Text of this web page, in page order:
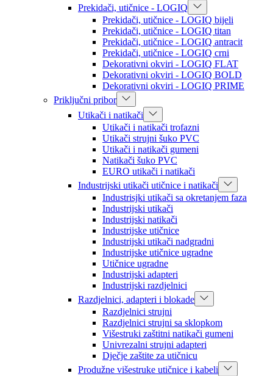
Prekidači, utičnice - LOGIQ
Prekidači, utičnice - LOGIQ bijeli
Prekidači, utičnice - LOGIQ titan
Prekidači, utičnice - LOGIQ antracit
Prekidači, utičnice - LOGIQ crni
Dekorativni okviri - LOGIQ FLAT
Dekorativni okviri - LOGIQ BOLD
Dekorativni okviri - LOGIQ PRIME
Priključni pribor
Utikači i natikači
Utikači i natikači trofazni
Utikači strujni šuko PVC
Utikači i natikači gumeni
Natikači šuko PVC
EURO utikači i natikači
Industrijski utikači utičnice i natikači
Industrisjki utikači sa okretanjem faza
Industrijski utikači
Industrijski natikači
Industrijske utičnice
Industrijski utikači nadgradni
Industrijske utičnice ugradne
Utičnice ugradne
Industrijski adapteri
Industrijski razdjelnici
Razdjelnici, adapteri i blokade
Razdjelnici strujni
Razdjelnici strujni sa sklopkom
Višestruki zaštitni natikači gumeni
Univrezalni strujni adapteri
Dječje zaštite za utičnicu
Produžne višestruke utičnice i kabeli